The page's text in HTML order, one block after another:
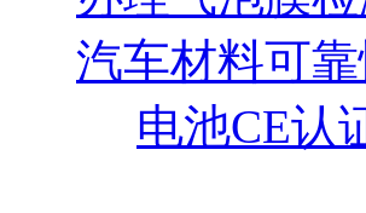
汽车材料可
电池CE认